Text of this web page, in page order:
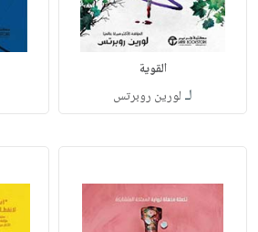
القوية
لـ لورين روبرتس